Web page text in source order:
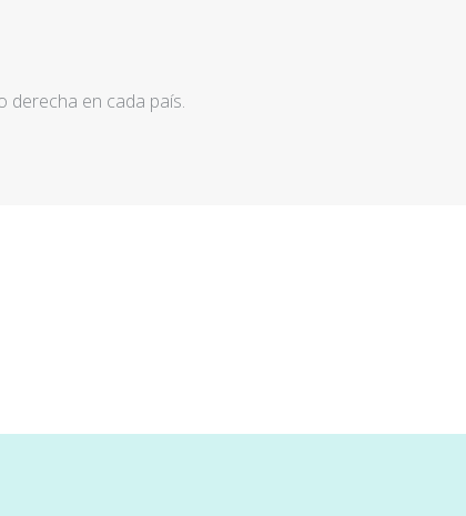
derecha en cada país.